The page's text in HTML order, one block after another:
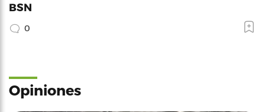
BSN
0
Opiniones